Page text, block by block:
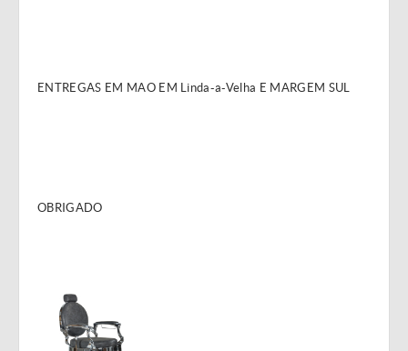
ENTREGAS EM MAO EM Linda-a-Velha E MARGEM SUL
OBRIGADO